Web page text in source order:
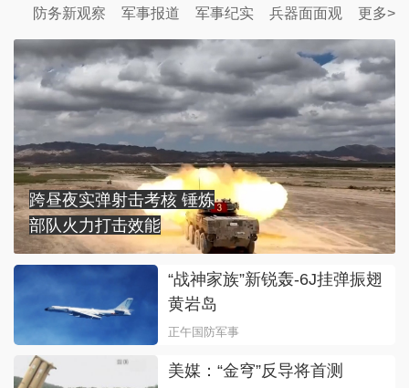
防务新观察 军事报道 军事纪实 兵器面面观 更多>
跨昼夜实弹射击考核 锤炼
部队火力打击效能
“战神家族”新锐轰-6J挂弹振翅
黄岩岛
正午国防军事
美媒：“金穹”反导将首测